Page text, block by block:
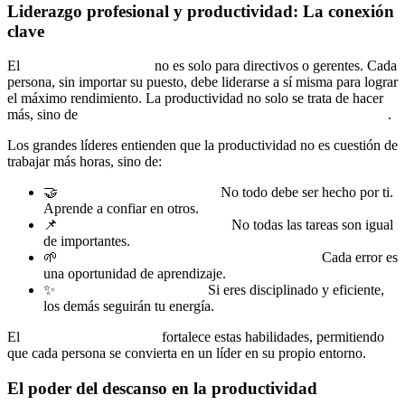
Liderazgo profesional y productividad: La conexión
clave
El
no es solo para directivos o gerentes. Cada
persona, sin importar su puesto, debe liderarse a sí misma para lograr
el máximo rendimiento. La productividad no solo se trata de hacer
más, sino de
.
Los grandes líderes entienden que la productividad no es cuestión de
trabajar más horas, sino de:
🤝
No todo debe ser hecho por ti.
Aprende a confiar en otros.
📌
No todas las tareas son igual
de importantes.
🌱
Cada error es
una oportunidad de aprendizaje.
✨
Si eres disciplinado y eficiente,
los demás seguirán tu energía.
El
fortalece estas habilidades, permitiendo
que cada persona se convierta en un líder en su propio entorno.
El poder del descanso en la productividad